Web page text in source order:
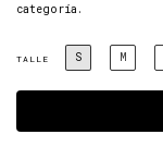
categoría.
TALLE S M